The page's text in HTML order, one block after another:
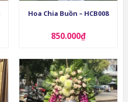
Hoa Chia Buồn – HCB008
850.000₫